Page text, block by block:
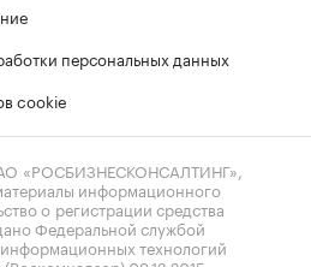
персональных данных
cookie
«РОСБИЗНЕСКОНСАЛТИНГ»,
информационного
о регистрации средства
Федеральной службой
технологий